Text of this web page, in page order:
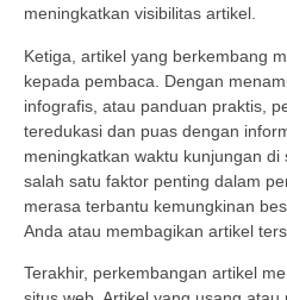
meningkatkan visibilitas artikel.
Ketiga, artikel yang berkembang
kepada pembaca. Dengan
infografis, atau panduan praktis,
teredukasi dan puas dengan
meningkatkan waktu kunjungan
salah satu faktor penting dalam
merasa terbantu kemungkinan
Anda atau membagikan artikel
Terakhir, perkembangan artikel